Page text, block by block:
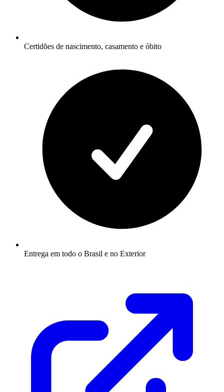
Certidões de nascimento, casamento e óbito
Entrega em todo o Brasil e no Exterior